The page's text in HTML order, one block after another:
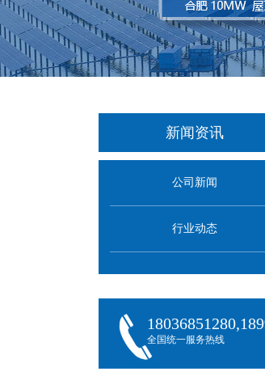
新闻资讯
公司新闻
行业动态
全国统一服务热线